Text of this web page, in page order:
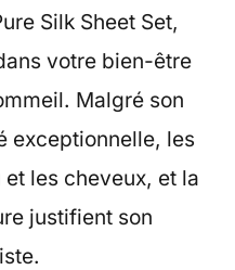
Silk Sheet Set,
votre bien-être
Malgré son
exceptionnelle, les
les cheveux, et la
justifient son